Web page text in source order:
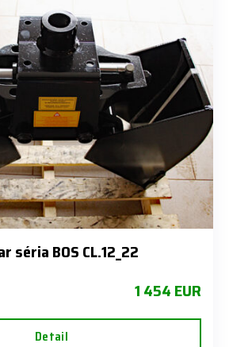
séria BOS CL.12_22
1 454 EUR
Detail